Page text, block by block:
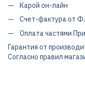
Карой он-лайн
Счет-фактура от
Оплата частями
Гарантия от
Согласно правил